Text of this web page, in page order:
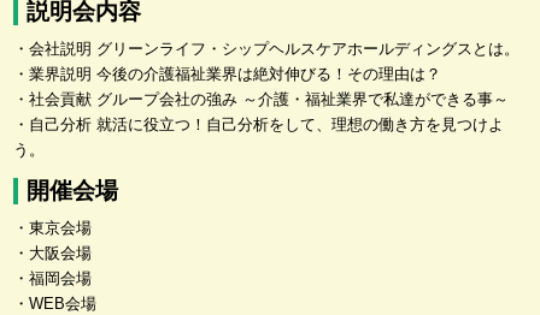
説明会内容
・会社説明 グリーンライフ・シップヘルスケアホールディングスとは。
・業界説明 今後の介護福祉業界は絶対伸びる！その理由は？
・社会貢献 グループ会社の強み ～介護・福祉業界で私達ができる事～
・自己分析 就活に役立つ！自己分析をして、理想の働き方を見つけよ
う。
開催会場
・東京会場
・大阪会場
・福岡会場
・WEB会場